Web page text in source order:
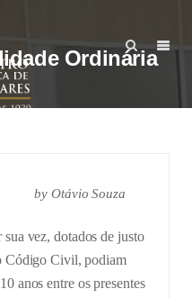
Ordinária
byOtávio Souza
vez, dotados de justo
Código Civil, podiam
anos entre os presentes